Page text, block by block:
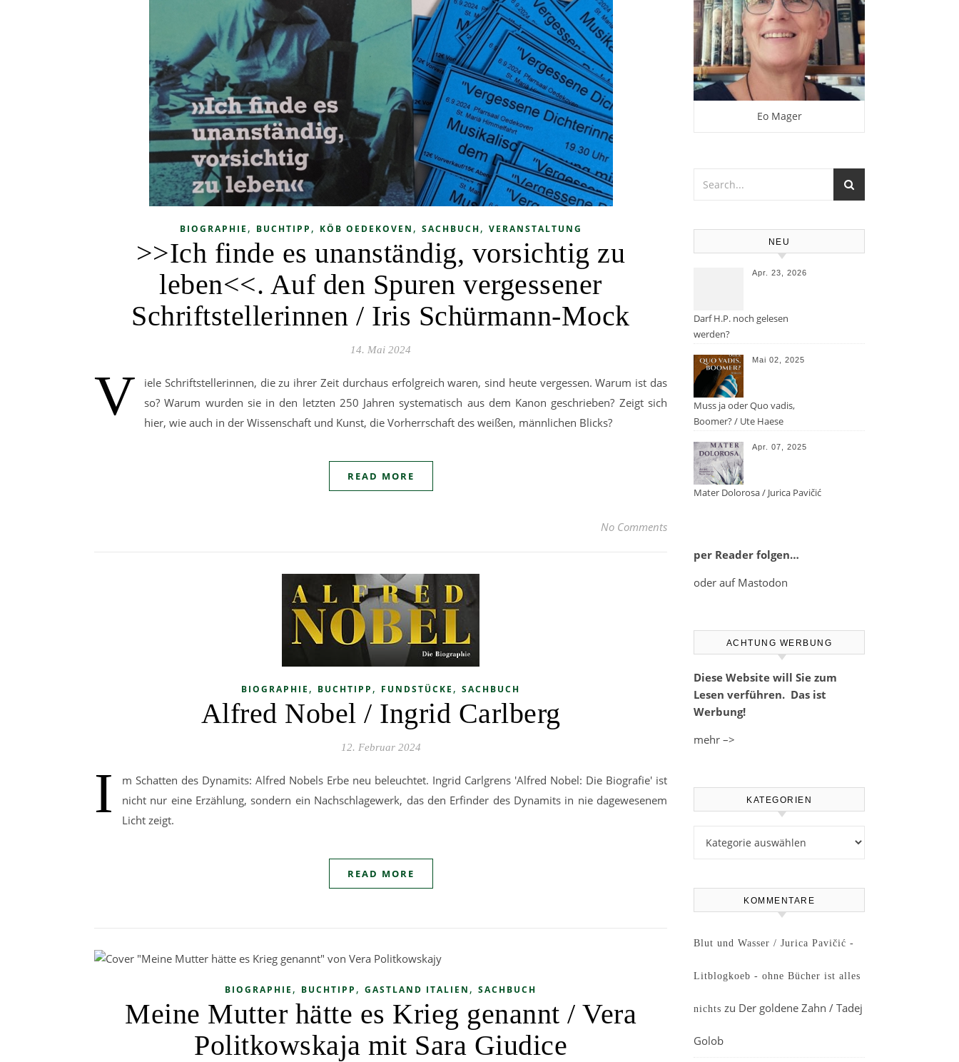
BIOGRAPHIE , BUCHTIPP , KÖB OEDEKOVEN , SACHBUCH, VERANSTALTUNG
>>Ich finde es unanständig, vorsichtig zu
leben<<. Auf den Spuren vergessener
Schriftstellerinnen / Iris Schürmann-Mock
14. Mai 2024
V
iele Schriftstellerinnen, die zu ihrer Zeit durchaus erfolgreich waren, sind heute vergessen. Warum ist das
so? Warum wurden sie in den letzten 250 Jahren systematisch aus dem Kanon geschrieben? Zeigt sich
hier, wie auch in der Wissenschaft und Kunst, die Vorherrschaft des weißen, männlichen Blicks?
READ MORE
No Comments
BIOGRAPHIE , BUCHTIPP , FUNDSTÜCKE , SACHBUCH
Alfred Nobel / Ingrid Carlberg
12. Februar 2024
I
m Schatten des Dynamits: Alfred Nobels Erbe neu beleuchtet. Ingrid Carlgrens 'Alfred Nobel: Die Biografie' ist
nicht nur eine Erzählung, sondern ein Nachschlagewerk, das den Erfinder des Dynamits in nie dagewesenem
Licht zeigt.
READ MORE
BIOGRAPHIE , BUCHTIPP , GASTLAND ITALIEN , SACHBUCH
Meine Mutter hätte es Krieg genannt / Vera
Politkowskaja mit Sara Giudice
Eo Mager
NEU
Apr. 23, 2026
Darf H.P. noch gelesen
werden?
Mai 02, 2025
Muss ja oder Quo vadis,
Boomer? / Ute Haese
Apr. 07, 2025
Mater Dolorosa / Jurica Pavičić
per Reader folgen…
oder auf Mastodon
ACHTUNG WERBUNG
Diese Website will Sie zum
Lesen verführen. Das ist
Werbung!
mehr –>
KATEGORIEN
KOMMENTARE
Blut und Wasser / Jurica Pavičić -
Litblogkoeb - ohne Bücher ist alles
nichts zu Der goldene Zahn / Tadej
Golob